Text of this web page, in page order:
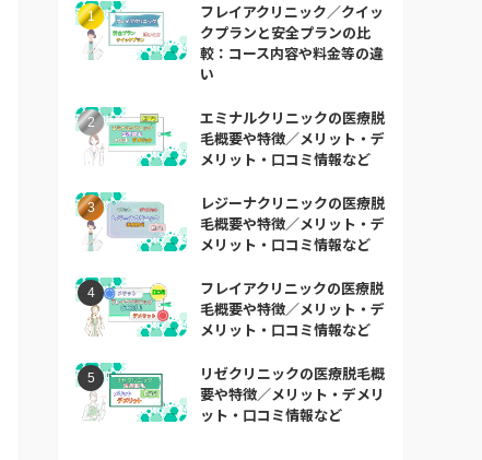
フレイアクリニック／クイッ
クプランと安全プランの比
較：コース内容や料金等の違
い
エミナルクリニックの医療脱
毛概要や特徴／メリット・デ
メリット・口コミ情報など
レジーナクリニックの医療脱
毛概要や特徴／メリット・デ
メリット・口コミ情報など
フレイアクリニックの医療脱
毛概要や特徴／メリット・デ
メリット・口コミ情報など
リゼクリニックの医療脱毛概
要や特徴／メリット・デメリ
ット・口コミ情報など